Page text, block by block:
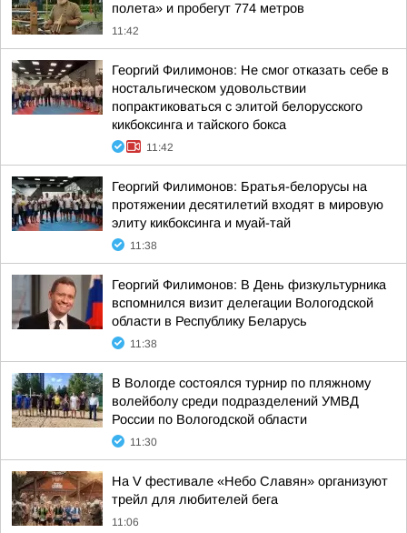
полета» и пробегут 774 метров
11:42
Георгий Филимонов: Не смог отказать себе в
ностальгическом удовольствии
попрактиковаться с элитой белорусского
кикбоксинга и тайского бокса
11:42
Георгий Филимонов: Братья-белорусы на
протяжении десятилетий входят в мировую
элиту кикбоксинга и муай-тай
11:38
Георгий Филимонов: В День физкультурника
вспомнился визит делегации Вологодской
области в Республику Беларусь
11:38
В Вологде состоялся турнир по пляжному
волейболу среди подразделений УМВД
России по Вологодской области
11:30
На V фестивале «Небо Славян» организуют
трейл для любителей бега
11:06